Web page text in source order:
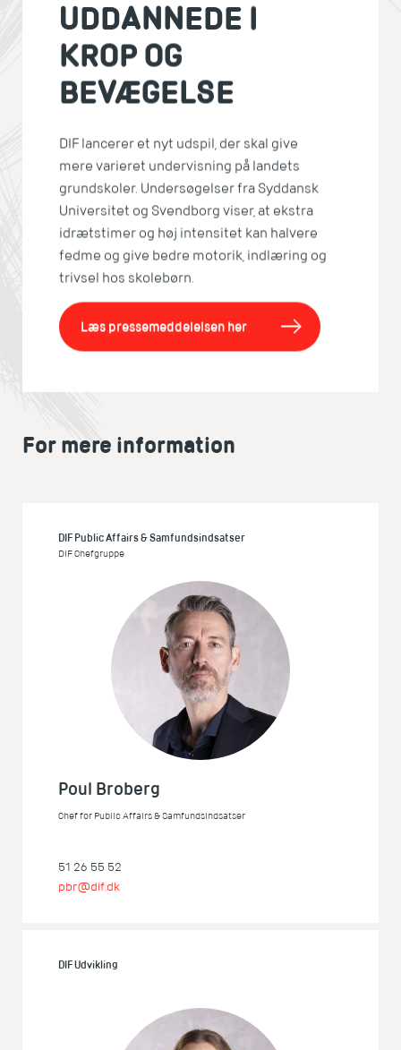
UDDANNEDE I
KROP OG
BEVÆGELSE
DIF lancerer et nyt udspil, der skal give
mere varieret undervisning på landets
grundskoler. Undersøgelser fra Syddansk
Universitet og Svendborg viser, at ekstra
idrætstimer og høj intensitet kan halvere
fedme og give bedre motorik, indlæring og
trivsel hos skolebørn.
Læs pressemeddelelsen her
For mere information
DIF Public Affairs & Samfundsindsatser
DIF Chefgruppe
Poul Broberg
Chef for Public Affairs & Samfundsindsatser
51 26 55 52
pbr@dif.dk
DIF Udvikling